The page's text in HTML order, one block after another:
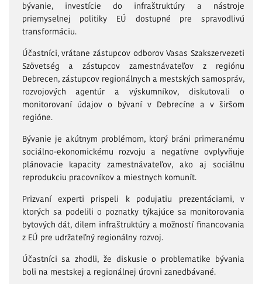
bývanie, investície do infraštruktúry a nástroje
priemyselnej politiky EÚ dostupné pre spravodlivú
transformáciu.
Účastníci, vrátane zástupcov odborov Vasas Szakszervezeti
Szövetség a zástupcov zamestnávateľov z regiónu
Debrecen, zástupcov regionálnych a mestských samospráv,
rozvojových agentúr a výskumníkov, diskutovali o
monitorovaní údajov o bývaní v Debrecíne a v širšom
regióne.
Bývanie je akútnym problémom, ktorý bráni primeranému
sociálno-ekonomickému rozvoju a negatívne ovplyvňuje
plánovacie kapacity zamestnávateľov, ako aj sociálnu
reprodukciu pracovníkov a miestnych komunít.
Prizvaní experti prispeli k podujatiu prezentáciami, v
ktorých sa podelili o poznatky týkajúce sa monitorovania
bytových dát, dilem infraštruktúry a možností financovania
z EÚ pre udržateľný regionálny rozvoj.
Účastníci sa zhodli, že diskusie o problematike bývania
boli na mestskej a regionálnej úrovni zanedbávané.